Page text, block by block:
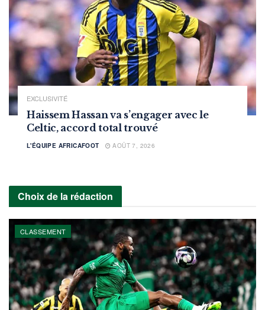
EXCLUSIVITÉ
Haissem Hassan va s’engager avec le
Celtic, accord total trouvé
L'ÉQUIPE AFRICAFOOT AOÛT 7, 2026
Choix de la rédaction
CLASSEMENT